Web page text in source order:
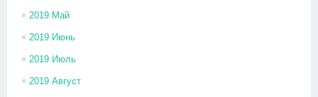
2019 Май
2019 Июнь
2019 Июль
2019 Август